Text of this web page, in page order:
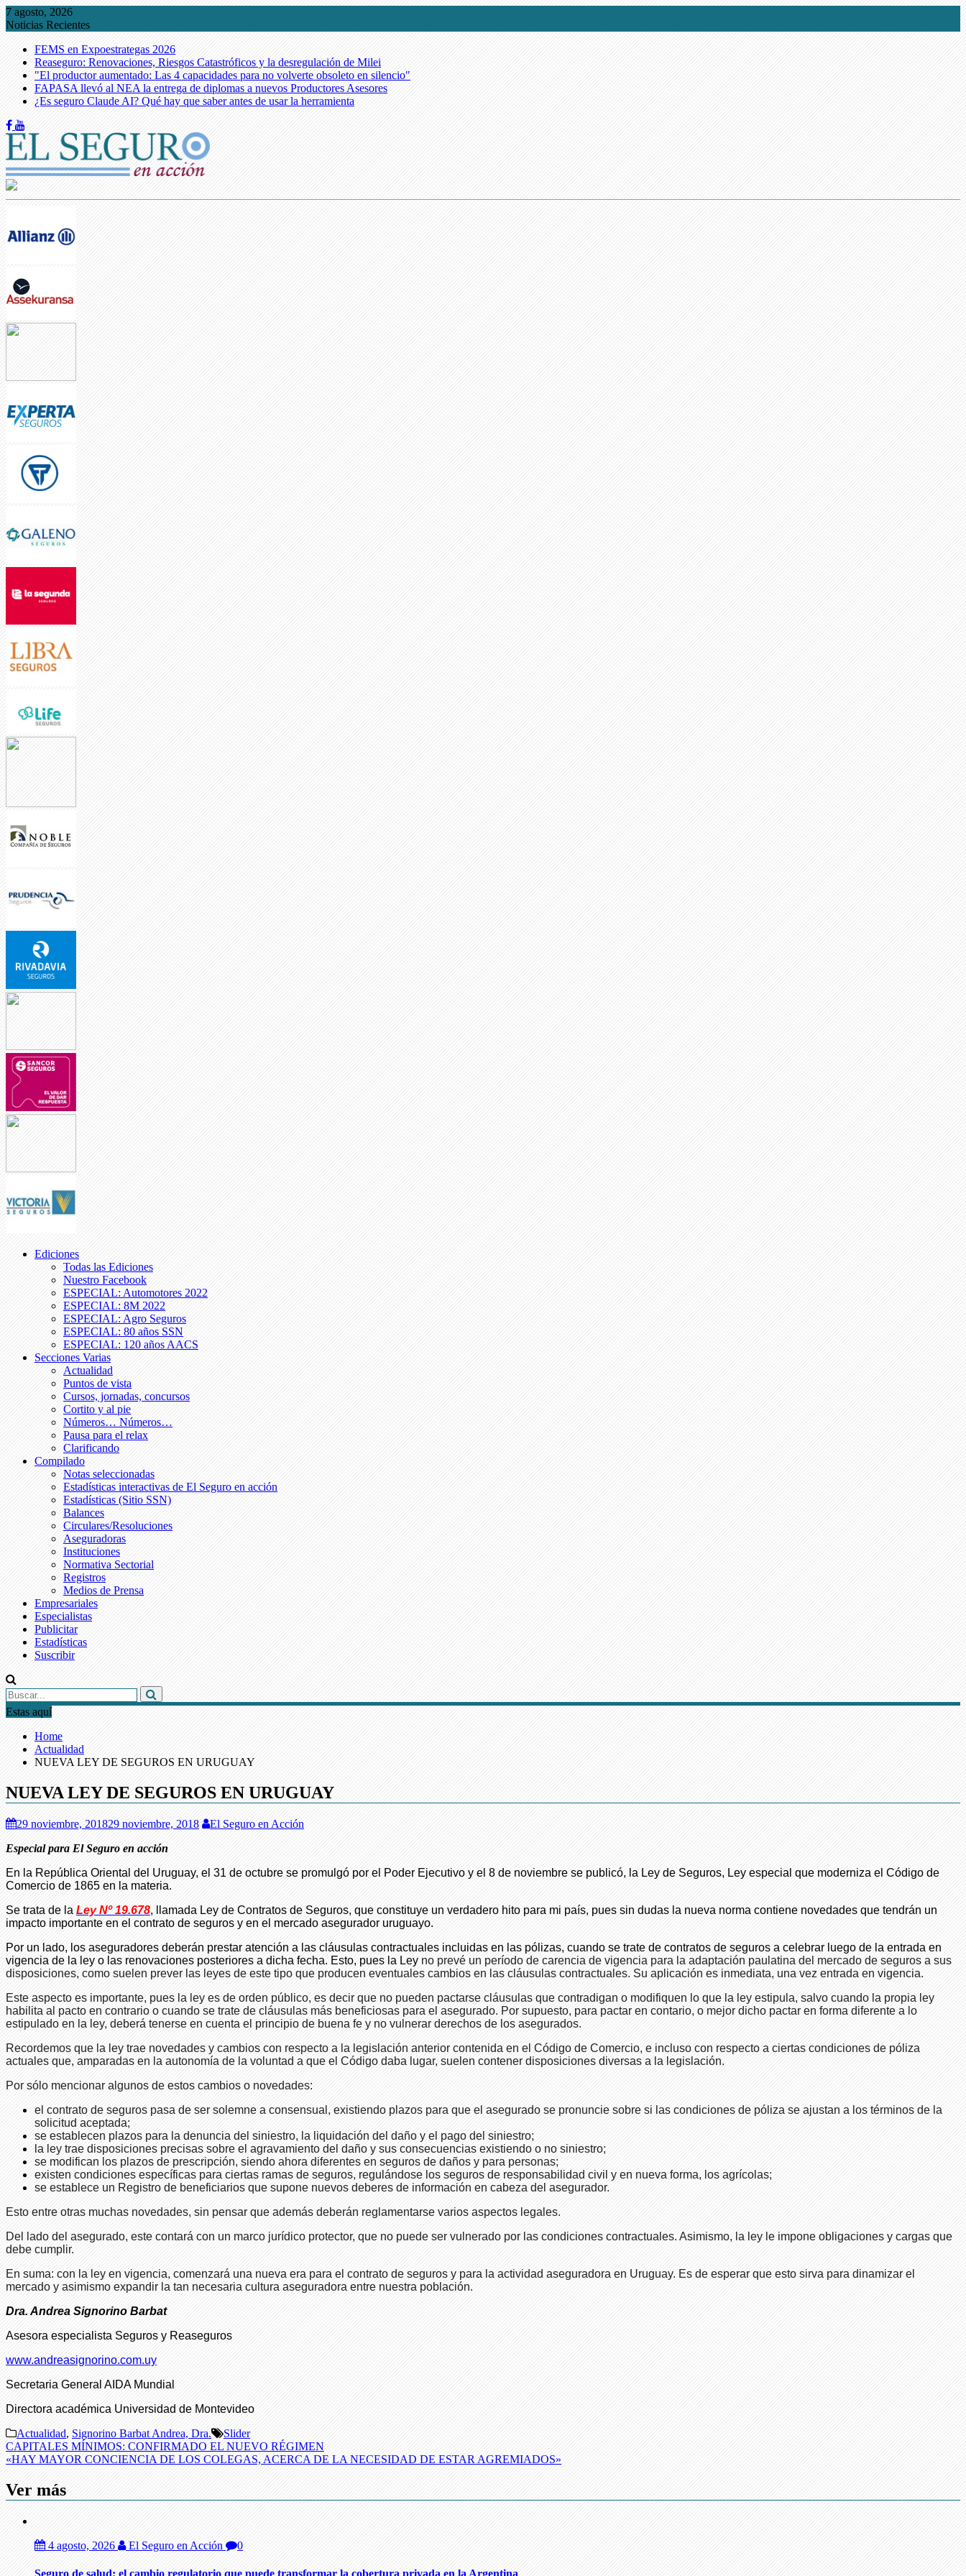
Skip
to
content
7 agosto, 2026
Noticias Recientes
FEMS en Expoestrategas 2026
Reaseguro: Renovaciones, Riesgos Catastróficos y la desregulación de Milei
"El productor aumentado: Las 4 capacidades para no volverte obsoleto en silencio"
FAPASA llevó al NEA la entrega de diplomas a nuevos Productores Asesores
¿Es seguro Claude AI? Qué hay que saber antes de usar la herramienta
Ediciones
Todas las Ediciones
Nuestro Facebook
ESPECIAL: Automotores 2022
ESPECIAL: 8M 2022
ESPECIAL: Agro Seguros
ESPECIAL: 80 años SSN
ESPECIAL: 120 años AACS
Secciones Varias
Actualidad
Puntos de vista
Cursos, jornadas, concursos
Cortito y al pie
Números… Números…
Pausa para el relax
Clarificando
Compilado
Notas seleccionadas
Estadísticas interactivas de El Seguro en acción
Estadísticas (Sitio SSN)
Balances
Circulares/Resoluciones
Aseguradoras
Instituciones
Normativa Sectorial
Registros
Medios de Prensa
Empresariales
Especialistas
Publicitar
Estadísticas
Suscribir
Estas aquí
Home
Actualidad
NUEVA LEY DE SEGUROS EN URUGUAY
NUEVA LEY DE SEGUROS EN URUGUAY
29 noviembre, 201829 noviembre, 2018
El Seguro en Acción
Especial para El Seguro en acción
En la República Oriental del Uruguay, el 31 de octubre se promulgó por el Poder Ejecutivo y el 8 de noviembre se publicó, la Ley de Seguros, Ley especial que moderniza el Código de
Comercio de 1865 en la materia.
Se trata de laLey Nº 19.678, llamada Ley de Contratos de Seguros, que constituye un verdadero hito para mi país, pues sin dudas la nueva norma contiene novedades que tendrán un
impacto importante en el contrato de seguros y en el mercado asegurador uruguayo.
Por un lado, los aseguradores deberán prestar atención a las cláusulas contractuales incluidas en las pólizas, cuando se trate de contratos de seguros a celebrar luego de la entrada en
vigencia de la ley o las renovaciones posteriores a dicha fecha. Esto, pues la Leyno prevé un período de carencia de vigencia para la adaptación paulatina del mercado de seguros a sus
disposiciones, como suelen prever las leyes de este tipo que producen eventuales cambios en las cláusulas contractuales. Su aplicación es inmediata, una vez entrada en vigencia.
Este aspecto es importante, pues la ley es de orden público, es decir que no pueden pactarse cláusulas que contradigan o modifiquen lo que la ley estipula, salvo cuando la propia ley
habilita al pacto en contrario o cuando se trate de cláusulas más beneficiosas para el asegurado. Por supuesto, para pactar en contario, o mejor dicho pactar en forma diferente a lo
estipulado en la ley, deberá tenerse en cuenta el principio de buena fe y no vulnerar derechos de los asegurados.
Recordemos que la ley trae novedades y cambios con respecto a la legislación anterior contenida en el Código de Comercio, e incluso con respecto a ciertas condiciones de póliza
actuales que, amparadas en la autonomía de la voluntad a que el Código daba lugar, suelen contener disposiciones diversas a la legislación.
Por sólo mencionar algunos de estos cambios o novedades:
el contrato de seguros pasa de ser solemne a consensual, existiendo plazos para que el asegurado se pronuncie sobre si las condiciones de póliza se ajustan a los términos de la
solicitud aceptada;
se establecen plazos para la denuncia del siniestro, la liquidación del daño y el pago del siniestro;
la ley trae disposiciones precisas sobre el agravamiento del daño y sus consecuencias existiendo o no siniestro;
se modifican los plazos de prescripción, siendo ahora diferentes en seguros de daños y para personas;
existen condiciones específicas para ciertas ramas de seguros, regulándose los seguros de responsabilidad civil y en nueva forma, los agrícolas;
se establece un Registro de beneficiarios que supone nuevos deberes de información en cabeza del asegurador.
Esto entre otras muchas novedades, sin pensar que además deberán reglamentarse varios aspectos legales.
Del lado del asegurado, este contará con un marco jurídico protector, que no puede ser vulnerado por las condiciones contractuales. Asimismo, la ley le impone obligaciones y cargas que
debe cumplir.
En suma: con la ley en vigencia, comenzará una nueva era para el contrato de seguros y para la actividad aseguradora en Uruguay. Es de esperar que esto sirva para dinamizar el
mercado y asimismo expandir la tan necesaria cultura aseguradora entre nuestra población.
Dra. Andrea Signorino Barbat
Asesora especialista Seguros y Reaseguros
www.andreasignorino.com.uy
Secretaria General AIDA Mundial
Directora académica Universidad de Montevideo
Actualidad,Signorino Barbat Andrea, Dra. Slider
Navegación
de
entradas
CAPITALES MÍNIMOS: CONFIRMADO EL NUEVO RÉGIMEN
«HAY MAYOR CONCIENCIA DE LOS COLEGAS, ACERCA DE LA NECESIDAD DE ESTAR AGREMIADOS»
Ver más
4 agosto, 2026 El Seguro en Acción 0
Seguro de salud: el cambio regulatorio que puede transformar la cobertura privada en la Argentina